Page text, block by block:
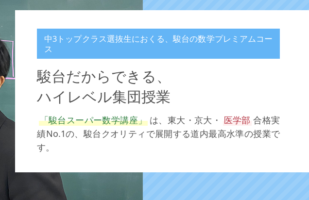
中3トップクラス選抜生におくる、駿台の数学プレミアムコー
ス
駿台だからできる、
ハイレベル集団授業
「駿台スーパー数学講座」 は、東大・京大・ 医学部 合格実
績No.1の、駿台クオリティで展開する道内最高水準の授業で
す。